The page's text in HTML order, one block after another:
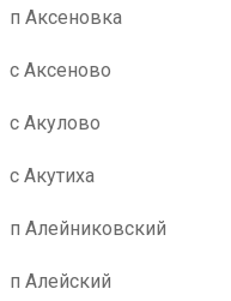
п Аксеновка
с Аксеново
с Акулово
с Акутиха
п Алейниковский
п Алейский